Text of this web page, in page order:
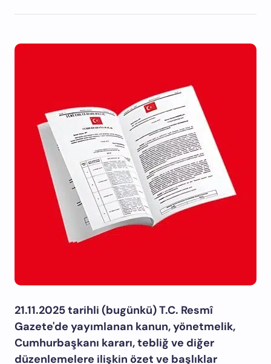
21.11.2025 tarihli (bugünkü) T.C. Resmî
Gazete'de yayımlanan kanun, yönetmelik,
Cumhurbaşkanı kararı, tebliğ ve diğer
düzenlemelere ilişkin özet ve başlıklar